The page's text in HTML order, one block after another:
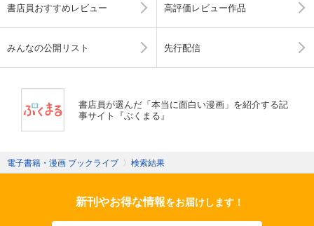
書店員おすすめレビュー 高評価レビュー作品
みんなの公開リスト 先行配信
書店員が選んだ「本当に面白い漫画」を紹介する記
事サイト『ぶくまる』
電子書籍・漫画 ブックライブ 〉 検索結果
新刊やお得な情報をお届けします！